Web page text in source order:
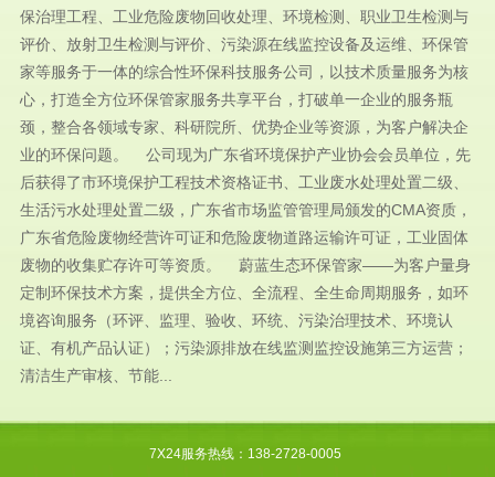
保治理工程、工业危险废物回收处理、环境检测、职业卫生检测与
评价、放射卫生检测与评价、污染源在线监控设备及运维、环保管
家等服务于一体的综合性环保科技服务公司，以技术质量服务为核
心，打造全方位环保管家服务共享平台，打破单一企业的服务瓶
颈，整合各领域专家、科研院所、优势企业等资源，为客户解决企
业的环保问题。 公司现为广东省环境保护产业协会会员单位，先
后获得了市环境保护工程技术资格证书、工业废水处理处置二级、
生活污水处理处置二级，广东省市场监管管理局颁发的CMA资质，
广东省危险废物经营许可证和危险废物道路运输许可证，工业固体
废物的收集贮存许可等资质。 蔚蓝生态环保管家——为客户量身
定制环保技术方案，提供全方位、全流程、全生命周期服务，如环
境咨询服务（环评、监理、验收、环统、污染治理技术、环境认
证、有机产品认证）；污染源排放在线监测监控设施第三方运营；
清洁生产审核、节能...
7X24服务热线：138-2728-0005